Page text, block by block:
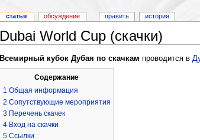
Dubai World Cup (скачки)
Всемирный кубок Дубая по скачкам проводится в
Содержание
1 Общая информация
2 Сопутствующие мероприятия
3 Перечень скачек
4 Вход на скачки
5 Ссылки
статья обсуждение править история